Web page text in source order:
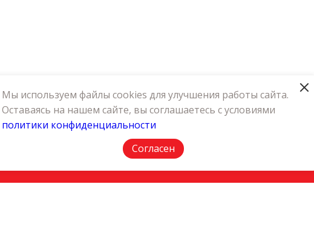
КОНТАКТЫ ПОЛИТИКА КОНФИДЕНЦИАЛЬНОСТИ
Мы используем файлы cookies для улучшения работы сайта.
Оставаясь на нашем сайте, вы соглашаетесь с условиями
политики конфиденциальности
Согласен